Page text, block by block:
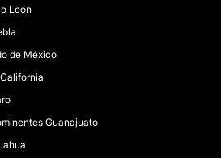
León
de México
Guanajuato